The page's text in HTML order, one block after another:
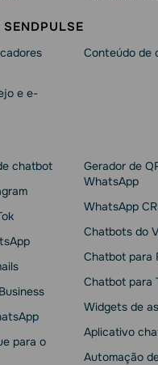
e e-
Conteúdo de
chatbot
para o
Gerador de
WhatsApp
WhatsApp
Chatbots do
Chatbot para
Chatbot para
Widgets de
Aplicativo
Automação